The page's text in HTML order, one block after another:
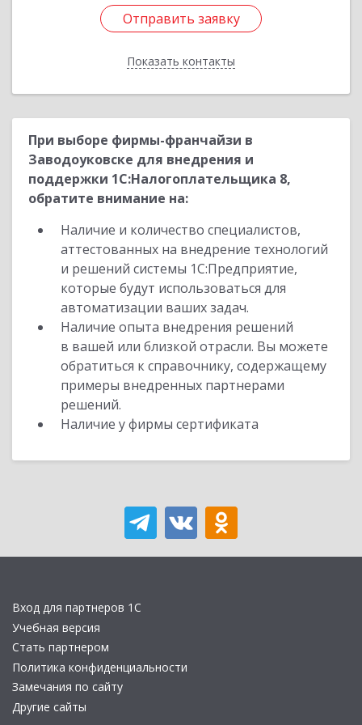
Отправить заявку
Показать контакты
Отправить заявку
Назад
При выборе фирмы-франчайзи в
Заводоуковске для внедрения и
поддержки 1С:Налогоплательщика 8,
обратите внимание на:
Наличие и количество специалистов,
аттестованных на внедрение технологий
и решений системы 1С:Предприятие,
которые будут использоваться для
автоматизации ваших задач.
Наличие опыта внедрения решений
в вашей или близкой отрасли. Вы можете
обратиться к справочнику, содержащему
примеры внедренных партнерами
решений.
Наличие у фирмы сертификата
Вход для партнеров 1С
Учебная версия
Стать партнером
Политика конфиденциальности
Замечания по сайту
Другие сайты